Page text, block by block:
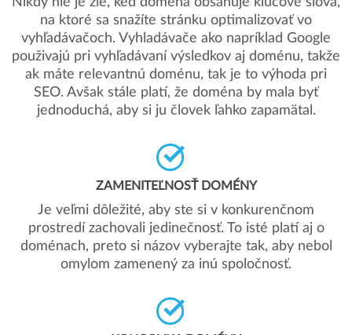
na ktoré sa snažíte stránku optimalizovať vo
vyhľadávačoch. Vyhladávače ako napríklad Google
použivajú pri vyhľadávaní výsledkov aj doménu, takže
ak máte relevantnú doménu, tak je to výhoda pri
SEO. Avšak stále platí, že doména by mala byť
jednoduchá, aby si ju človek ľahko zapamätal.
ZAMENITEĽNOSŤ DOMÉNY
Je veľmi dôležité, aby ste si v konkurenčnom
prostredí zachovali jedinečnosť. To isté platí aj o
doménach, preto si názov vyberajte tak, aby nebol
omylom zamenený za inú spoločnosť.